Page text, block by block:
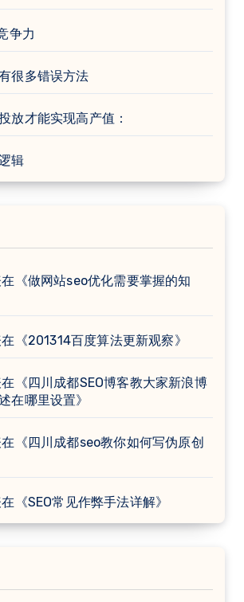
争力
很多错误方法
放才能实现高产值：
辑
《做网站seo优化需要掌握的知
《201314百度算法更新观察》
《四川成都SEO博客教大家新浪博
在哪里设置》
《四川成都seo教你如何写伪原创
《SEO常见作弊手法详解》